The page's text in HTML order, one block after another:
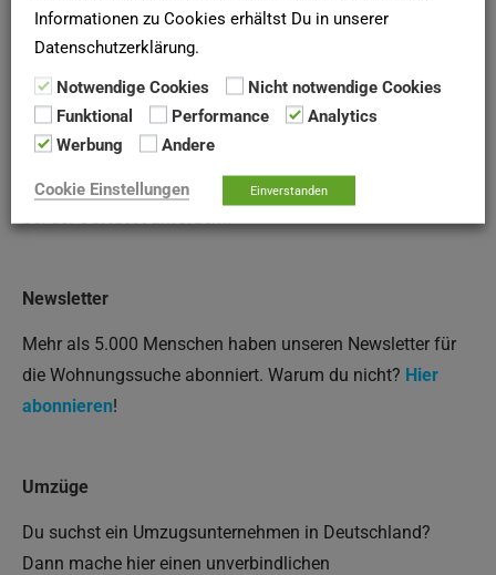
(Quelle: Wohnungsgenossenschaft Limbach-Oberfrohna
eG, Stand Januar 2022)
SCHUFA-AUSKUNFT
Hier deineSCHUFA-Bonitätsauskunftfür Vermieter online
Newsletter
Mehr als 5.000 Menschen haben unseren Newsletter für
die Wohnungssuche abonniert. Warum du nicht? Hier
abonnieren!
Umzüge
Du suchst ein Umzugsunternehmen in Deutschland?
Dann mache hier einen unverbindlichen
Informationen zu Cookies erhältst Du in unserer
Datenschutzerklärung.
Notwendige Cookies
Nicht notwendige Cookies
Funktional
Performance
Analytics
Werbung
Andere
Cookie Einstellungen Einverstanden